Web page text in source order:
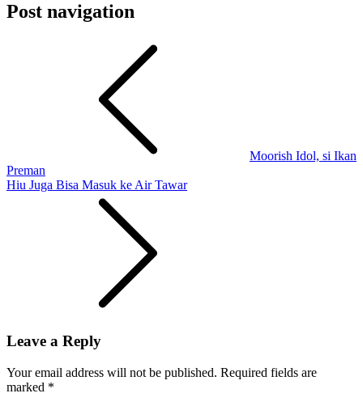
Post navigation
Moorish Idol, si Ikan
Preman
Hiu Juga Bisa Masuk ke Air Tawar
Leave a Reply
Your email address will not be published. Required fields are
marked *